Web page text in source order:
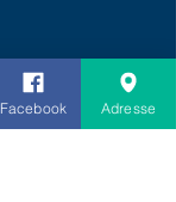
Facebook Adresse